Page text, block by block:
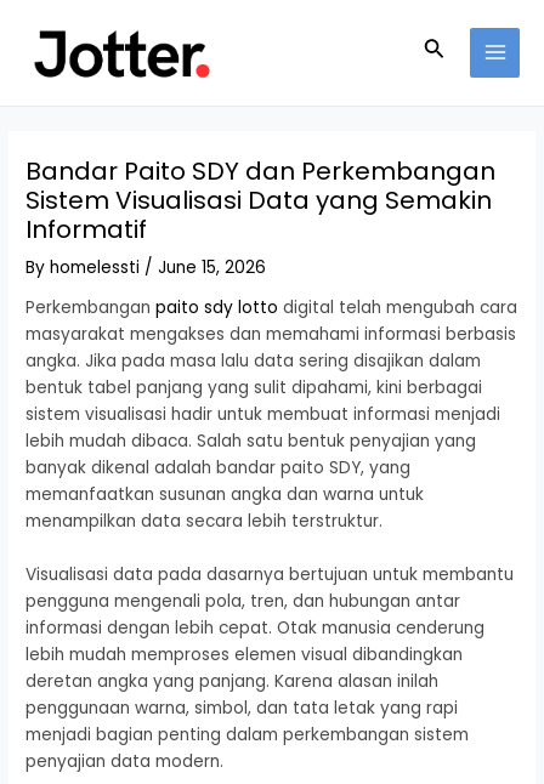
content
Search
Bandar Paito SDY dan Perkembangan
Sistem Visualisasi Data yang Semakin
Informatif
Byhomelessti /June 15, 2026
Perkembanganpaito sdy lotto digital telah mengubah cara
masyarakat mengakses dan memahami informasi berbasis
angka. Jika pada masa lalu data sering disajikan dalam
bentuk tabel panjang yang sulit dipahami, kini berbagai
sistem visualisasi hadir untuk membuat informasi menjadi
lebih mudah dibaca. Salah satu bentuk penyajian yang
banyak dikenal adalah bandar paito SDY, yang
memanfaatkan susunan angka dan warna untuk
menampilkan data secara lebih terstruktur.
Visualisasi data pada dasarnya bertujuan untuk membantu
pengguna mengenali pola, tren, dan hubungan antar
informasi dengan lebih cepat. Otak manusia cenderung
lebih mudah memproses elemen visual dibandingkan
deretan angka yang panjang. Karena alasan inilah
penggunaan warna, simbol, dan tata letak yang rapi
menjadi bagian penting dalam perkembangan sistem
penyajian data modern.
navigation